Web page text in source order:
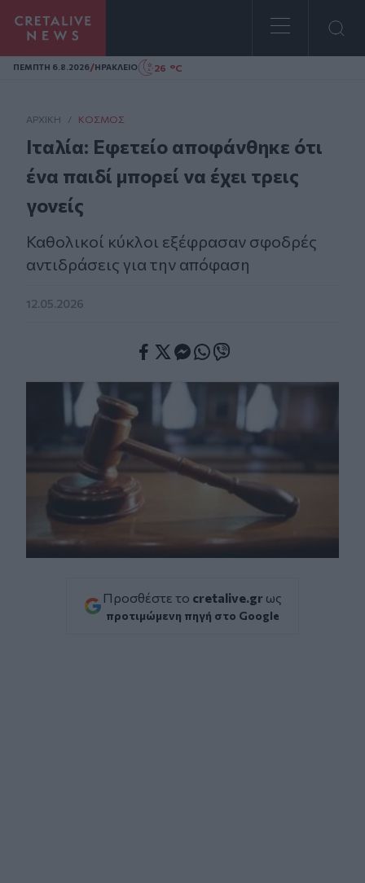
Homepage
ΠΕΜΠΤΗ 6.8.2026/ΗΡΑΚΛΕΙΟ 26 °C
ΑΡΧΙΚΗ / ΚΌΣΜΟΣ
Ιταλία: Εφετείο αποφάνθηκε ότι
ένα παιδί μπορεί να έχει τρεις
γονείς
Καθολικοί κύκλοι εξέφρασαν σφοδρές
αντιδράσεις για την απόφαση
12.05.2026
Προσθέστε το cretalive.gr ως
προτιμώμενη πηγή στο Google